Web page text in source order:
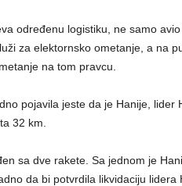
određenu logistiku, ne samo
za elektornsko ometanje, a na
na tom pravcu.
pojavila jeste da je Hanije, lider
32 km.
sa dve rakete. Sa jednom je
da bi potvrdila likvidaciju lidera